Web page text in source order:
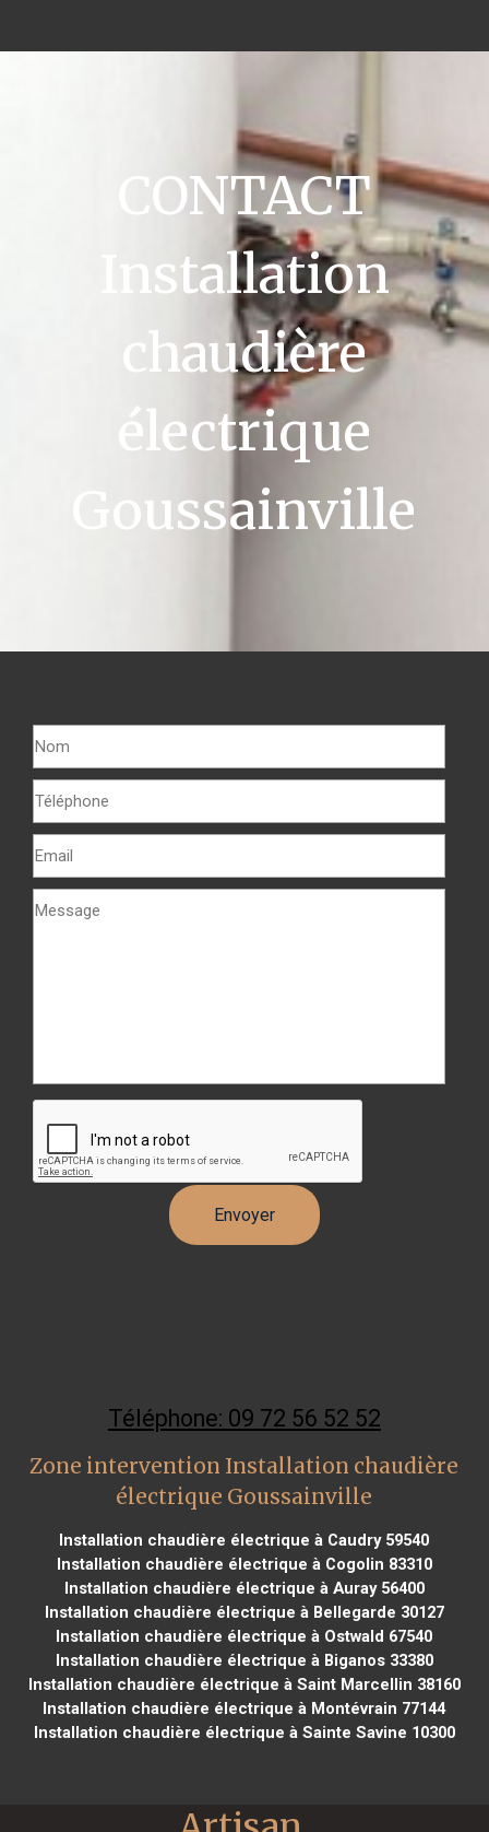
CONTACT
Installation
chaudière
électrique
Goussainville
Téléphone: 09 72 56 52 52
Zone intervention Installation chaudière
électrique Goussainville
Installation chaudière électrique à Caudry 59540
Installation chaudière électrique à Cogolin 83310
Installation chaudière électrique à Auray 56400
Installation chaudière électrique à Bellegarde 30127
Installation chaudière électrique à Ostwald 67540
Installation chaudière électrique à Biganos 33380
Installation chaudière électrique à Saint Marcellin 38160
Installation chaudière électrique à Montévrain 77144
Installation chaudière électrique à Sainte Savine 10300